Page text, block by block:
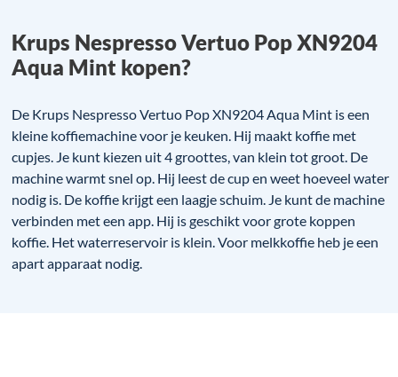
Krups Nespresso Vertuo Pop XN9204
Aqua Mint kopen?
De Krups Nespresso Vertuo Pop XN9204 Aqua Mint is een
kleine koffiemachine voor je keuken. Hij maakt koffie met
cupjes. Je kunt kiezen uit 4 groottes, van klein tot groot. De
machine warmt snel op. Hij leest de cup en weet hoeveel water
nodig is. De koffie krijgt een laagje schuim. Je kunt de machine
verbinden met een app. Hij is geschikt voor grote koppen
koffie. Het waterreservoir is klein. Voor melkkoffie heb je een
apart apparaat nodig.